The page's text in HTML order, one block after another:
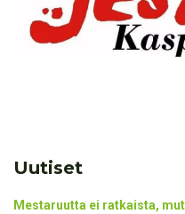
Uutiset
Mestaruutta ei ratkaista,